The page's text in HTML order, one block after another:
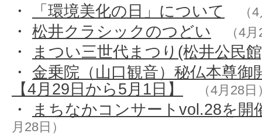
・ 「環境美化の日」について （
・ 松井クラシックのつどい （4
・
まつい三世代まつり(松井公民
・ 金乗院（山口観音）秘仏本尊御
【4月29日から5月1日】
（4月28日
・ まちなかコンサートvol.28を開
月28日）